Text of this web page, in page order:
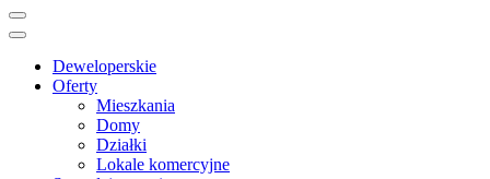
Deweloperskie
Oferty
Mieszkania
Domy
Działki
Lokale komercyjne